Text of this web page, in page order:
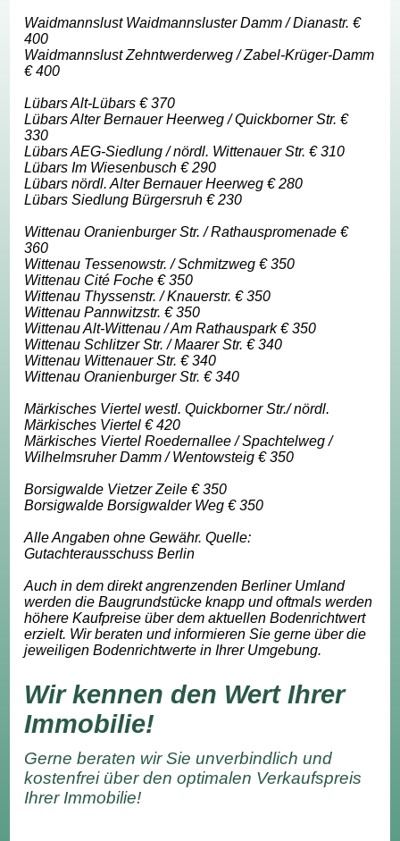
Waidmannslust Waidmannsluster Damm / Dianastr. €
400
Waidmannslust Zehntwerderweg / Zabel-Krüger-Damm
€ 400
Lübars Alt-Lübars € 370
Lübars Alter Bernauer Heerweg / Quickborner Str. €
330
Lübars AEG-Siedlung / nördl. Wittenauer Str. € 310
Lübars Im Wiesenbusch € 290
Lübars nördl. Alter Bernauer Heerweg € 280
Lübars Siedlung Bürgersruh € 230
Wittenau Oranienburger Str. / Rathauspromenade €
360
Wittenau Tessenowstr. / Schmitzweg € 350
Wittenau Cité Foche € 350
Wittenau Thyssenstr. / Knauerstr. € 350
Wittenau Pannwitzstr. € 350
Wittenau Alt-Wittenau / Am Rathauspark € 350
Wittenau Schlitzer Str. / Maarer Str. € 340
Wittenau Wittenauer Str. € 340
Wittenau Oranienburger Str. € 340
Märkisches Viertel westl. Quickborner Str./ nördl.
Märkisches Viertel € 420
Märkisches Viertel Roedernallee / Spachtelweg /
Wilhelmsruher Damm / Wentowsteig € 350
Borsigwalde Vietzer Zeile € 350
Borsigwalde Borsigwalder Weg € 350
Alle Angaben ohne Gewähr. Quelle:
Gutachterausschuss Berlin
Auch in dem direkt angrenzenden Berliner Umland
werden die Baugrundstücke knapp und oftmals werden
höhere Kaufpreise über dem aktuellen Bodenrichtwert
erzielt. Wir beraten und informieren Sie gerne über die
jeweiligen Bodenrichtwerte in Ihrer Umgebung.
Wir kennen den Wert Ihrer
Immobilie!
Gerne beraten wir Sie unverbindlich und
kostenfrei über den optimalen Verkaufspreis
Ihrer Immobilie!